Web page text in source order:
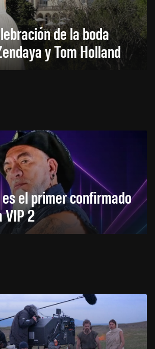
de la boda
y Tom Holland
el primer confirmado
VIP 2